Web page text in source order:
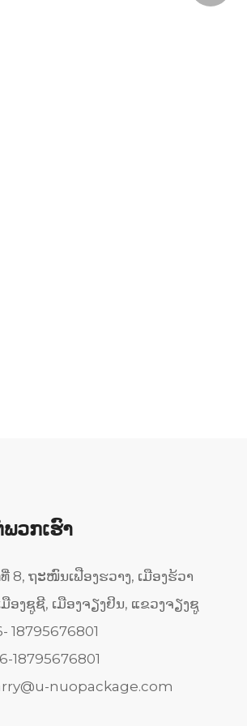
ວກເຮົາ
8, ຖະໜົນເຟືອງຮວາງ, ເມືອງຮ້ວາ
ມືອງຊູຊີ, ເມືອງຈຽງຢິນ, ແຂວງຈຽງຊູ
18795676801
18795676801
nuopackage.com